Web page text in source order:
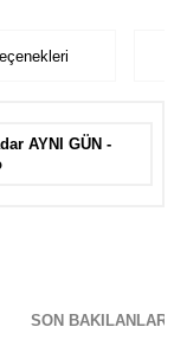
AYNI GÜN -
SON BAKILANLAR